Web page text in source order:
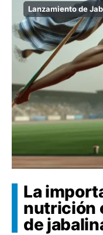
Lanzamiento de
La
nutrición
de